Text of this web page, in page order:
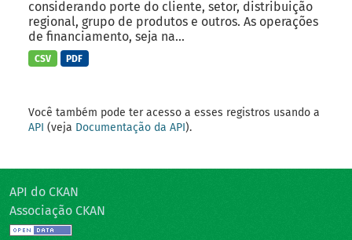
considerando porte do cliente, setor, distribuição
regional, grupo de produtos e outros. As operações
de financiamento, seja na...
CSV PDF
Você também pode ter acesso a esses registros usando a
API (veja Documentação da API).
API do CKAN
Associação CKAN